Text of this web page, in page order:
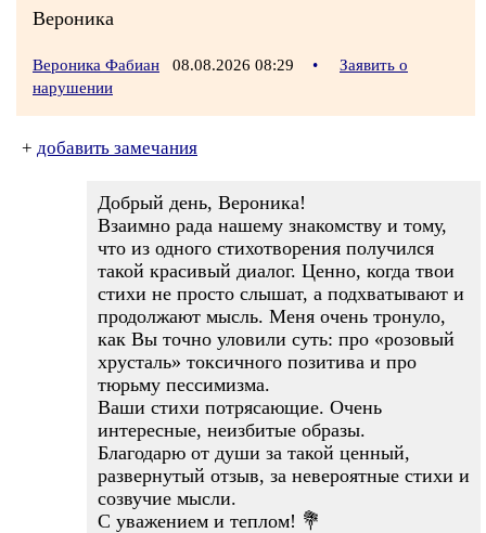
Вероника
Вероника Фабиан 08.08.2026 08:29 •
Заявить о
нарушении
+ добавить замечания
Добрый день, Вероника!
Взаимно рада нашему знакомству и тому,
что из одного стихотворения получился
такой красивый диалог. Ценно, когда твои
стихи не просто слышат, а подхватывают и
продолжают мысль. Меня очень тронуло,
как Вы точно уловили суть: про «розовый
хрусталь» токсичного позитива и про
тюрьму пессимизма.
Ваши стихи потрясающие. Очень
интересные, неизбитые образы.
Благодарю от души за такой ценный,
развернутый отзыв, за невероятные стихи и
созвучие мысли.
С уважением и теплом! 💐